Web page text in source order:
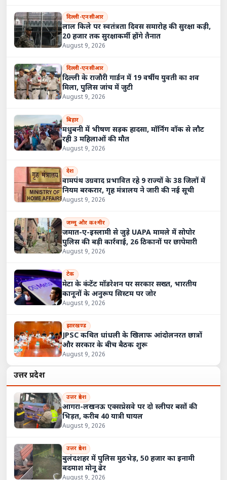
दिल्ली-एनसीआर
लाल किले पर स्वतंत्रता दिवस समारोह की सुरक्षा कड़ी,
20 हजार तक सुरक्षाकर्मी होंगे तैनात
August 9, 2026
दिल्ली-एनसीआर
दिल्ली के राजौरी गार्डन में 19 वर्षीय युवती का शव
मिला, पुलिस जांच में जुटी
August 9, 2026
बिहार
मधुबनी में भीषण सड़क हादसा, मॉर्निंग वॉक से लौट
रही 3 महिलाओं की मौत
August 9, 2026
देश
वामपंथ उग्रवाद प्रभावित रहे 9 राज्यों के 38 जिलों में
नियम बरकरार, गृह मंत्रालय ने जारी की नई सूची
August 9, 2026
जम्मू और कश्मीर
जमात-ए-इस्लामी से जुड़े UAPA मामले में सोपोर
पुलिस की बड़ी कार्रवाई, 26 ठिकानों पर छापेमारी
August 9, 2026
टेक
मेटा के कंटेंट मॉडरेशन पर सरकार सख्त, भारतीय
कानूनों के अनुरूप सिस्टम पर जोर
August 9, 2026
झारखण्ड
JPSC कथित धांधली के खिलाफ आंदोलनरत छात्रों
और सरकार के बीच बैठक शुरू
August 9, 2026
उत्तर प्रदेश
उत्तर प्रदेश
आगरा-लखनऊ एक्सप्रेसवे पर दो स्लीपर बसों की
भिड़त, करीब 40 यात्री घायल
August 9, 2026
उत्तर प्रदेश
बुलंदशहर में पुलिस मुठभेड़, 50 हजार का इनामी
बदमाश मोनू ढेर
August 9, 2026